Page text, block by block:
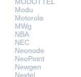
Modu
Motorola
MWg
NBA
NEC
Neonode
NeoPoint
Newgen
Nextel